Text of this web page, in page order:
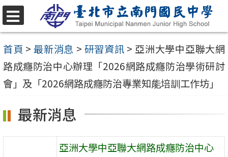
跳
至
主
要
內
區
選
單
首頁 > 最新消息 > 研習資訊 > 亞洲大學中亞聯大網
路成癮防治中心辦理「2026網路成癮防治學術研討
會」及「2026網路成癮防治專業知能培訓工作坊」
最新消息
亞洲大學中亞聯大網路成癮防治中心